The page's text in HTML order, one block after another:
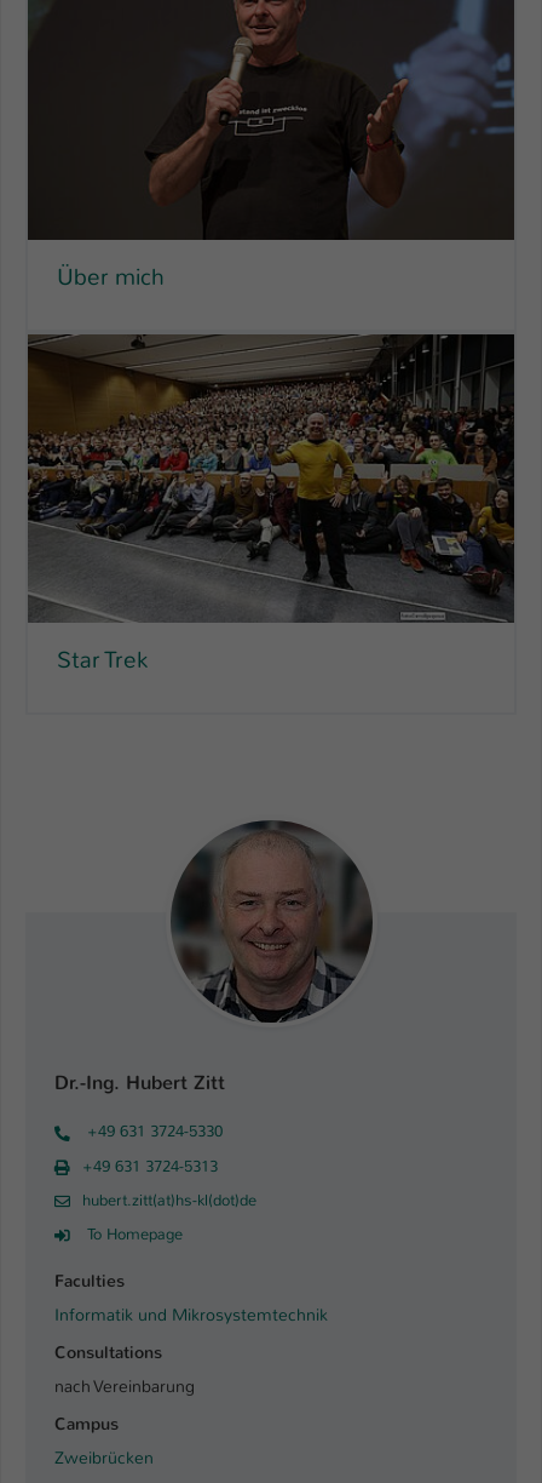
Über mich
Star Trek
Dr.-Ing. Hubert Zitt
+49 631 3724-5330
+49 631 3724-5313
hubert.zitt(at)hs-kl(dot)de
To Homepage
Faculties
Informatik und Mikrosystemtechnik
Consultations
nach Vereinbarung
Campus
Zweibrücken